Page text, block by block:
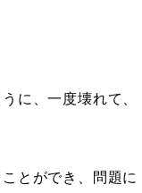
に、一度壊れて、
とができ、問題に